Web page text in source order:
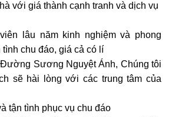
với giá thành cạnh tranh và dịch vụ
lâu năm kinh nghiệm và phong
tình chu đáo, giá cả có lí
Sương Nguyệt Ánh, Chúng tôi
sẽ hài lòng với các trung tâm của
tận tình phục vụ chu đáo